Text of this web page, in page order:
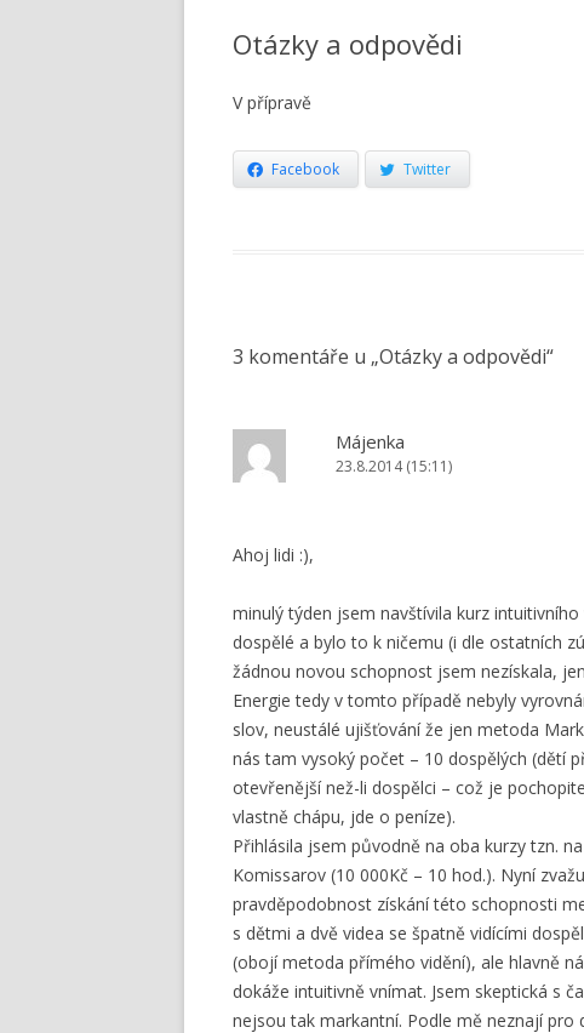
Otázky a odpovědi
V přípravě
Facebook Twitter
3 komentáře u „Otázky a odpovědi“
Májenka
23.8.2014 (15:11)
Ahoj lidi :),
minulý týden jsem navštívila kurz
dospělé a bylo to k ničemu (i dle ostatních
žádnou novou schopnost jsem nezískala,
Energie tedy v tomto případě nebyly
slov, neustálé ujišťování že jen metoda
nás tam vysoký počet – 10 dospělých (dětí
otevřenější než-li dospělci – což je
vlastně chápu, jde o peníze).
Přihlásila jsem původně na oba kurzy tzn.
Komissarov (10 000Kč – 10 hod.). Nyní
pravděpodobnost získání této schopnosti
s dětmi a dvě videa se špatně vidícími
(obojí metoda přímého vidění), ale hlavně
dokáže intuitivně vnímat. Jsem skeptická s
nejsou tak markantní. Podle mě neznají